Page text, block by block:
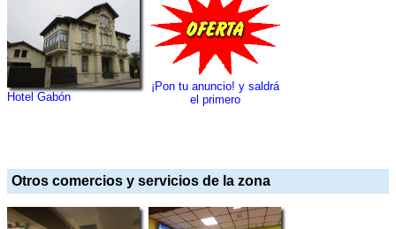
Hotel Gabón
¡Pon tu anuncio! y saldrá
el primero
Otros comercios y servicios de la zona